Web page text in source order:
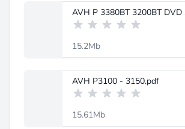
15.2Mb
AVH P3100 - 3150.pdf
15.61Mb